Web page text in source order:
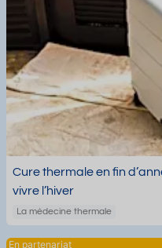
Cure thermale en fin
vivre l’hiver
La médecine thermale